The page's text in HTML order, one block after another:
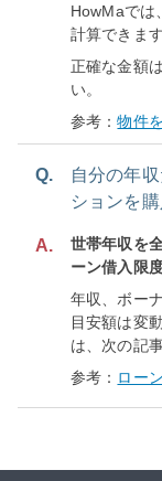
HowMaでは
計算できます
正確な金額
い。
参考：物件
Q.
自分の年
ションを
A.
世帯年収を
ーン借入限
年収、ボー
目安額は変
は、次の記
参考： ロー